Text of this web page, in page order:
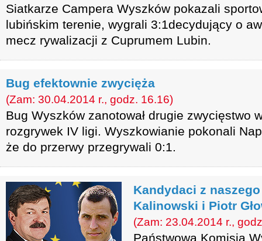
Siatkarze Campera Wyszków pokazali
lubińskim terenie, wygrali 3:1decydujący o
mecz rywalizacji z Cuprumem Lubin.
Bug efektownie zwycięża
(Zam: 30.04.2014 r., godz. 16.16)
Bug Wyszków zanotował drugie zwycięstwo
rozgrywek IV ligi. Wyszkowianie pokonali
że do przerwy przegrywali 0:1.
Kandydaci z
Kalinowski i Piotr
(Zam: 23.04.2014 r.,
Państwowa Komisja